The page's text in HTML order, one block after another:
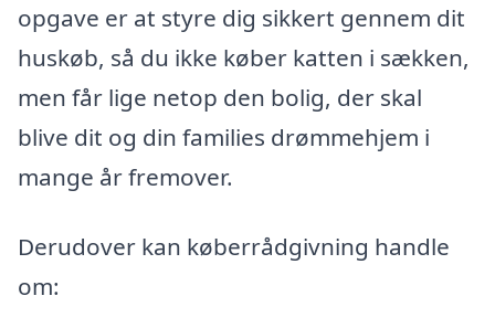
opgave er at styre dig sikkert gennem dit
huskøb, så du ikke køber katten i sækken,
men får lige netop den bolig, der skal
blive dit og din families drømmehjem i
mange år fremover.
Derudover kan køberrådgivning handle
om: